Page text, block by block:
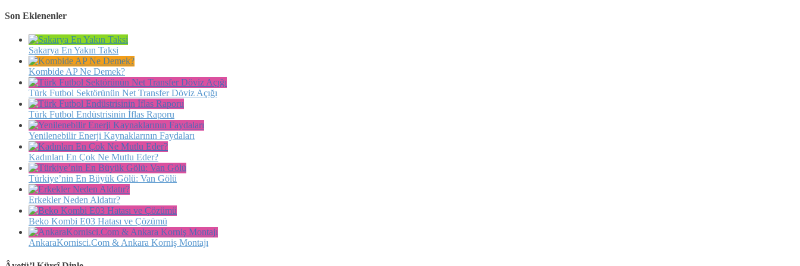
Son Eklenenler
Sakarya En Yakın Taksi
Kombide AP Ne Demek?
Türk Futbol Sektörünün Net Transfer Döviz Açığı
Türk Futbol Endüstrisinin İflas Raporu
Yenilenebilir Enerji Kaynaklarının Faydaları
Kadınları En Çok Ne Mutlu Eder?
Türkiye’nin En Büyük Gölü: Van Gölü
Erkekler Neden Aldatır?
Beko Kombi E03 Hatası ve Çözümü
AnkaraKornisci.Com & Ankara Korniş Montajı